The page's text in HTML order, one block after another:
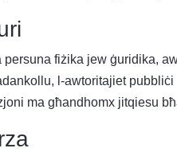
persuna fiżika jew ġuridika,
l-awtoritajiet
ma għandhomx jitqiesu